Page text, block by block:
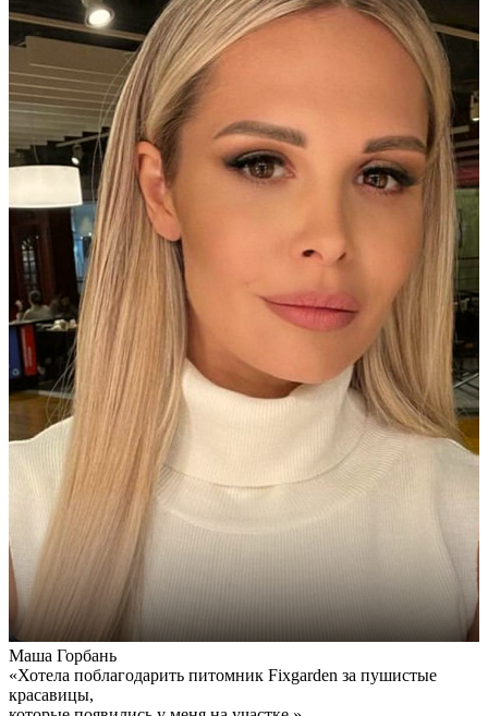
Маша Горбань
«Хотела поблагодарить питомник Fixgarden за пушистые
красавицы,